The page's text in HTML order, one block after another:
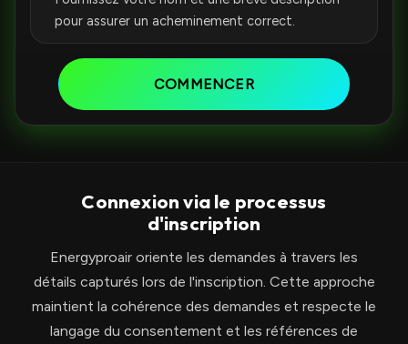
pour assurer un acheminement correct.
COMMENCER
Connexion via le processus
d'inscription
Energyproair oriente les demandes à travers les
détails capturés lors de l'inscription. Cette approche
maintient la cohérence des demandes et respecte le
langage du consentement et les références de